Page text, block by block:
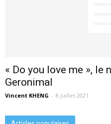
« Do you love me », le
Geronimal
Vincent KHENG - 8 juillet 2021